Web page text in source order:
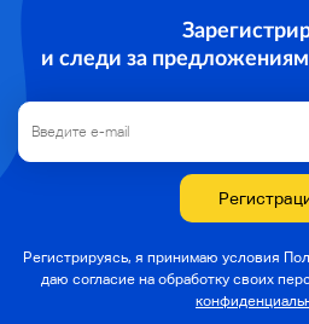
и следи за
Регистрируясь, я принимаю условия
даю согласие на обработку своих